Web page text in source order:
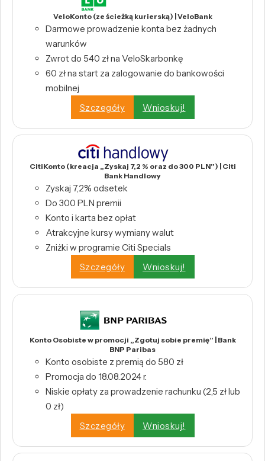
VeloKonto (ze ścieżką kurierską) | VeloBank
Darmowe prowadzenie konta bez żadnych
warunków
Zwrot do 540 zł na VeloSkarbonkę
60 zł na start za zalogowanie do bankowości
mobilnej
Szczegóły
Wnioskuj!
CitiKonto (kreacja „Zyskaj 7,2 % oraz do 300 PLN”) | Citi
Bank Handlowy
Zyskaj 7,2% odsetek
Do 300 PLN premii
Konto i karta bez opłat
Atrakcyjne kursy wymiany walut
Zniżki w programie Citi Specials
Szczegóły
Wnioskuj!
Konto Osobiste w promocji „Zgotuj sobie premię” | Bank
BNP Paribas
Konto osobiste z premią do 580 zł
Promocja do 18.08.2024 r.
Niskie opłaty za prowadzenie rachunku (2,5 zł lub
0 zł)
Szczegóły
Wnioskuj!